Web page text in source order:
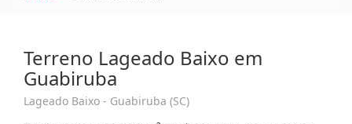
Terreno Lageado Baixo em
Guabiruba
Lageado Baixo - Guabiruba (SC)